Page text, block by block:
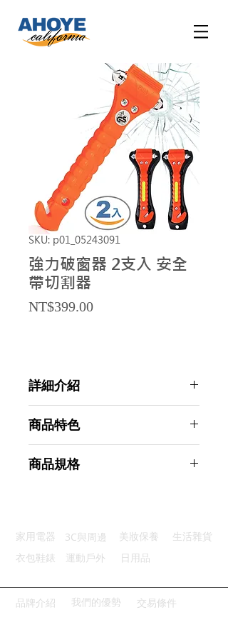
SKU: p01_05243091
強力破窗器 2支入 安全
帶切割器
NT$399.00Price
詳細介紹
商品特色
隱藏刀片：鋒利內嵌式隱藏刀片
商品規格
主要材質：ABS 碳鋼
商品尺寸：19*7.5*3cm
產地名稱：中國大陸
代理商：亞桓有限公司
家用電器 3C與周邊 美妝保養
生活雜貨
衣包鞋錶
運動戶外 日用品
品牌介紹 我們的優勢 交易條件